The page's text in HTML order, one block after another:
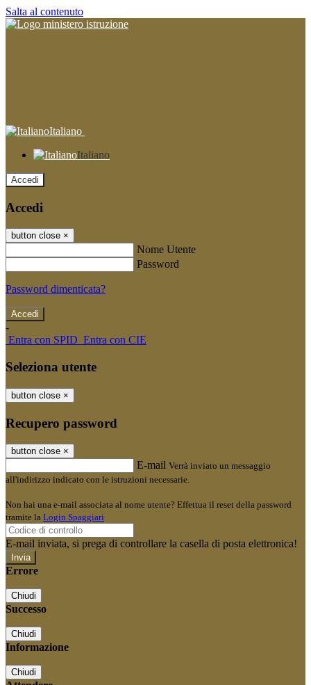
Salta al contenuto
Italiano
Italiano
Accedi
Accedi
button close ×
Nome Utente
Password
Password dimenticata?
-
Entra con SPID Entra con CIE
Seleziona utente
button close ×
Recupero password
button close ×
E-mail Verrà inviato un messaggio
all'indirizzo indicato con le istruzioni necessarie.
Non hai una e-mail associata al nome utente? Effettua il reset della password
tramite la Login Spaggiari
E-mail inviata, si prega di controllare la casella di posta elettronica!
Errore
Chiudi
Successo
Chiudi
Informazione
Chiudi